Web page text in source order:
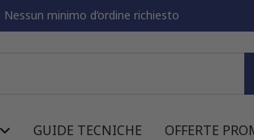
Nessun minimo d’ordine richiesto
GUIDE TECNICHE OFFERTE